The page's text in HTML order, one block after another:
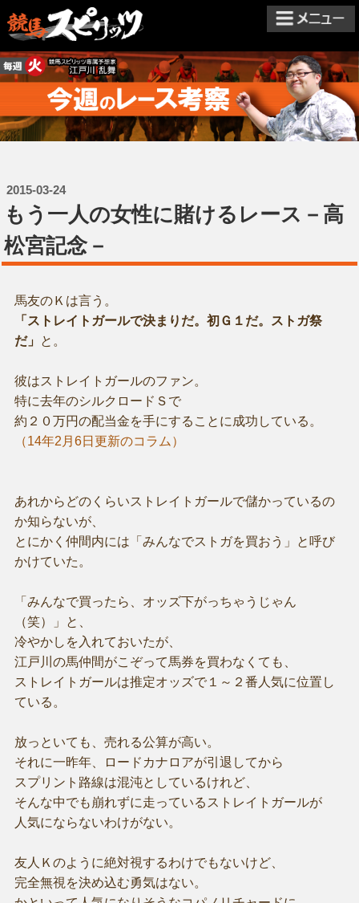
2015-03-24
もう一人の女性に賭けるレース－高
松宮記念－
馬友のＫは言う。
「ストレイトガールで決まりだ。初Ｇ１だ。ストガ祭
だ」 と。
彼はストレイトガールのファン。
特に去年のシルクロードＳで
約２０万円の配当金を手にすることに成功している。
（14年2月6日更新のコラム）
あれからどのくらいストレイトガールで儲かっているの
か知らないが、
とにかく仲間内には「みんなでストガを買おう」と呼び
かけていた。
「みんなで買ったら、オッズ下がっちゃうじゃん
（笑）」と、
冷やかしを入れておいたが、
江戸川の馬仲間がこぞって馬券を買わなくても、
ストレイトガールは推定オッズで１～２番人気に位置し
ている。
放っといても、売れる公算が高い。
それに一昨年、ロードカナロアが引退してから
スプリント路線は混沌としているけれど、
そんな中でも崩れずに走っているストレイトガールが
人気にならないわけがない。
友人Ｋのように絶対視するわけでもないけど、
完全無視を決め込む勇気はない。